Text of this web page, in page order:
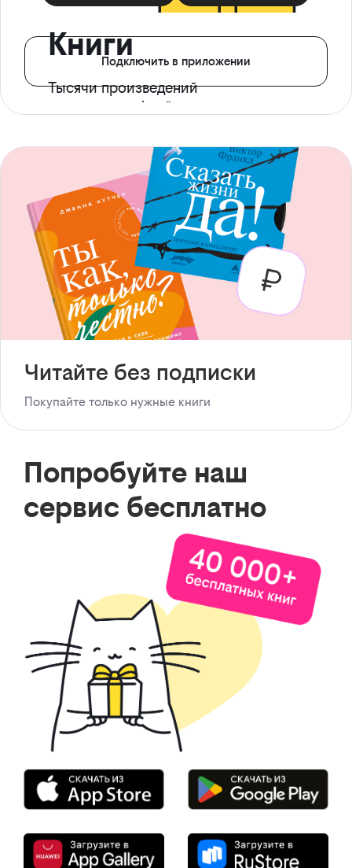
Книги
Тысячи произведений
с доступом офлайн
Подключить в приложении
Читайте без подписки
Покупайте только нужные книги
Попробуйте наш
сервис бесплатно